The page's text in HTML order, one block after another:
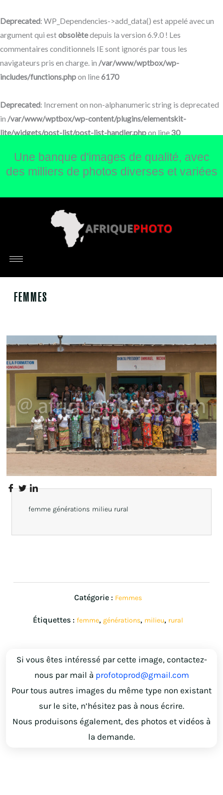
Deprecated: WP_Dependencies->add_data() est appelé avec un
argument qui estobsolètedepuis la version 6.9.0 ! Les
commentaires conditionnels IE sont ignorés par tous les
navigateurs pris en charge. in /var/www/wptbox/wp-
includes/functions.phpon line6170
Deprecated: Increment on non-alphanumeric string is deprecated
in /var/www/wptbox/wp-content/plugins/elementskit-
lite/widgets/post-list/post-list-handler.phpon line30
au
contenu
Une banque d'images de qualité, avec
des milliers de photos diverses et variées
FEMMES
femme générations milieu rural
Catégorie : Femmes
Étiquettes : femme, générations, milieu, rural
Si vous êtes intéressé par cette image, contactez-
nous par mail à profotoprod@gmail.com
Pour tous autres images du même type non existant
sur le site, n’hésitez pas à nous écrire.
Nous produisons également, des photos et vidéos à
la demande.